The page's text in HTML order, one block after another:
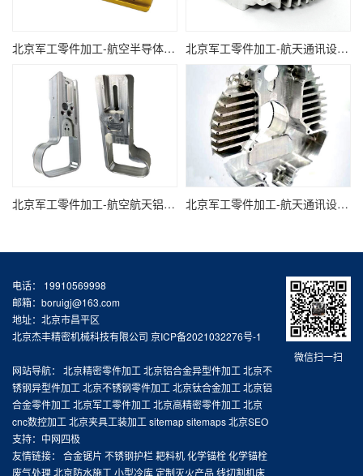
北京军工零件加工-航空半导体设备轻质合金零件 北京军工零件加工-航天通讯设备轻质镁合金零件
北京军工零件加工-航空航天铝合金零部件 北京军工零件加工-航天通讯设备轻质镁合金零件加工
微信扫一扫
电话： 19910569998
邮箱：boruigj@163.com
地址：北京市昌平区
北京杰丰精密机械科技有限公司 京ICP备2021032276号-1
网站导航： 北京精密零件加工 北京铝合金异型件加工 北京不
锈钢异型件加工 北京不锈钢零件加工 北京钛合金加工 北京铝
合金零件加工 北京军工零件加工 北京高精密零件加工 北京
cnc数控加工 北京夹具工装加工 sitemapsitemaps北京SEO
支持： 中网四极
友情链接： 合金锯片 不锈钢护栏 耙料机化学锚栓化学锚栓
废气处理北京防水施工 小型冷库 定制灭火产品 线切割机床